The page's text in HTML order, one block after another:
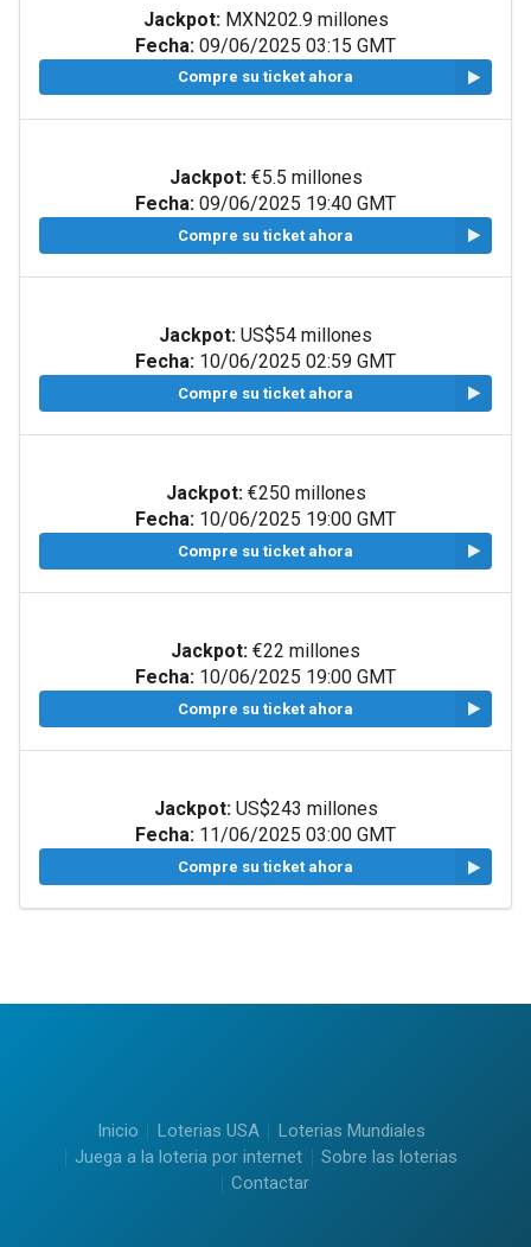
Jackpot:MXN202.9 millones
Fecha: 09/06/2025 03:15 GMT
Compre su ticket ahora
Jackpot:€5.5 millones
Fecha: 09/06/2025 19:40 GMT
Compre su ticket ahora
Jackpot: US$54 millones
Fecha: 10/06/2025 02:59 GMT
Compre su ticket ahora
Jackpot:€250 millones
Fecha: 10/06/2025 19:00 GMT
Compre su ticket ahora
Jackpot: €22 millones
Fecha: 10/06/2025 19:00 GMT
Compre su ticket ahora
Jackpot:US$243 millones
Fecha: 11/06/2025 03:00 GMT
Compre su ticket ahora
Inicio Loterias USA
Loterias Mundiales
Juega a la loteria por internet
Sobre las loterias
Contactar